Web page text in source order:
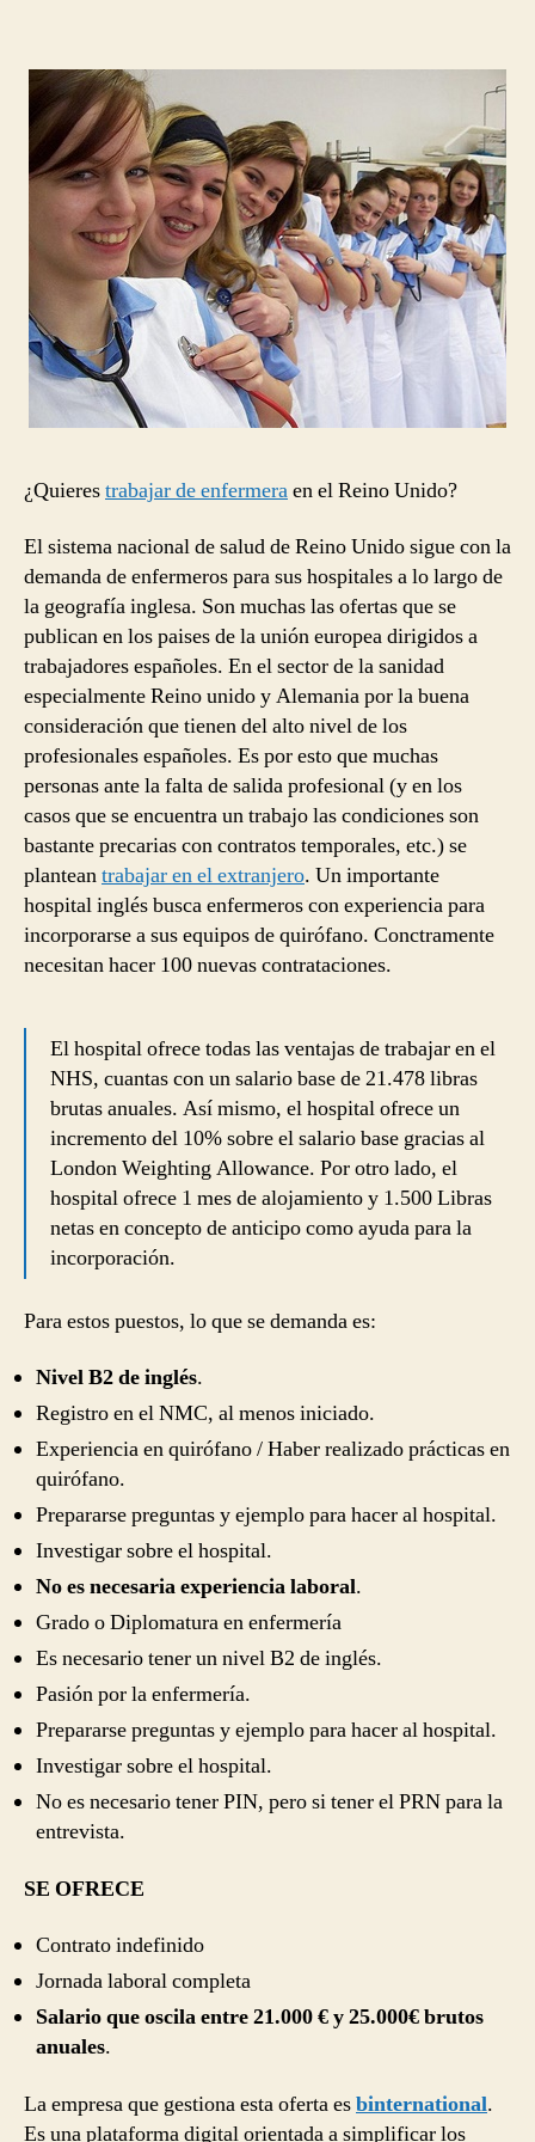
¿Quierestrabajar de enfermeraen el Reino Unido?
El sistema nacional de salud de Reino Unido sigue con la
demanda de enfermeros para sus hospitales a lo largo de
la geografía inglesa. Son muchas las ofertas que se
publican en los paises de la unión europea dirigidos a
trabajadores españoles. En el sector de la sanidad
especialmente Reino unido y Alemania por la buena
consideración que tienen del alto nivel de los
profesionales españoles. Es por esto que muchas
personas ante la falta de salida profesional (y en los
casos que se encuentra un trabajo las condiciones son
bastante precarias con contratos temporales, etc.) se
planteantrabajar en el extranjero. Un importante
hospital inglés busca enfermeros con experiencia para
incorporarse a sus equipos de quirófano. Conctramente
necesitan hacer 100 nuevas contrataciones.
El hospital ofrece todas las ventajas de trabajar en el
NHS, cuantas con un salario base de 21.478 libras
brutas anuales. Así mismo, el hospital ofrece un
incremento del 10% sobre el salario base gracias al
London Weighting Allowance. Por otro lado, el
hospital ofrece 1 mes de alojamiento y 1.500 Libras
netas en concepto de anticipo como ayuda para la
incorporación.
Para estos puestos, lo que se demanda es:
Nivel B2 de inglés.
Registro en el NMC, al menos iniciado.
Experiencia en quirófano / Haber realizado prácticas en
quirófano.
Prepararse preguntas y ejemplo para hacer al hospital.
Investigar sobre el hospital.
No es necesaria experiencia laboral.
Grado o Diplomatura en enfermería
Es necesario tener un nivel B2 de inglés.
Pasión por la enfermería.
Prepararse preguntas y ejemplo para hacer al hospital.
Investigar sobre el hospital.
No es necesario tener PIN, pero si tener el PRN para la
entrevista.
SE OFRECE
Contrato indefinido
Jornada laboral completa
Salario que oscila entre 21.000 € y 25.000€ brutos
anuales.
La empresa que gestiona esta oferta esbinternational.
Es una plataforma digital orientada a simplificar los